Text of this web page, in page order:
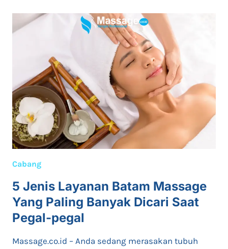
THERAPIST
PROFESSIONAL
Cabang
5 Jenis Layanan Batam Massage
Yang Paling Banyak Dicari Saat
Pegal-pegal
Massage.co.id – Anda sedang merasakan tubuh